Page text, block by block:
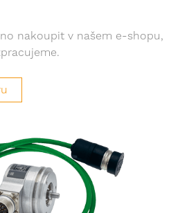
nakoupit v našem e-shopu,